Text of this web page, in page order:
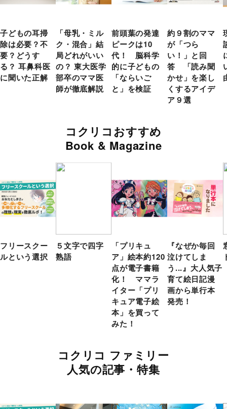
子どもの耳掃
除は必要？不
要？どうす
る？ 耳鼻科医
に聞いた正解
「母乳・ミル
ク・混合」結
局どれがいい
の？ 東大医学
部卒のママ医
師が徹底解説
前頭葉の発達
ピークは10
代！ 脳科学
的に子どもの
「ならいご
と」を検証
約９割のママ
が「つら
い！」と回
答 「読み聞
かせ」を楽し
くするアイデ
ア９選
コクリコおすすめ
Book & Magazine
フリースクー
ルという選択
５文字で四字
熟語
「プリキュ
ア」絵本約120
点が電子書籍
化！ ママラ
イター「プリ
キュア電子絵
本」を買って
みた！
『なぜか毎回
泣けてしま
う...』大人気子
育て絵日記漫
画から単行本
発売！
コクリコ ファミリー
人気の記事・特集